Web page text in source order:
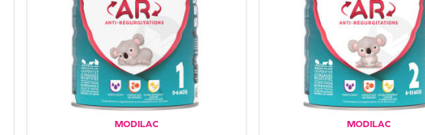
MODILAC MODILAC